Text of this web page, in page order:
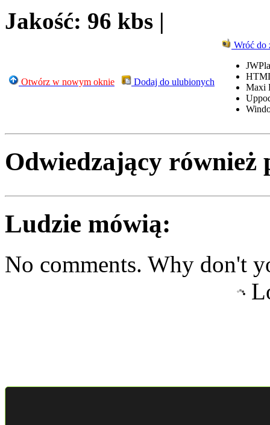
Jakość: 96 kbs |
Otwórz w nowym oknie Dodaj do ulubionych
Wróć do
Maxi
Odwiedzający również
Ludzie mówią:
No comments. Why don't